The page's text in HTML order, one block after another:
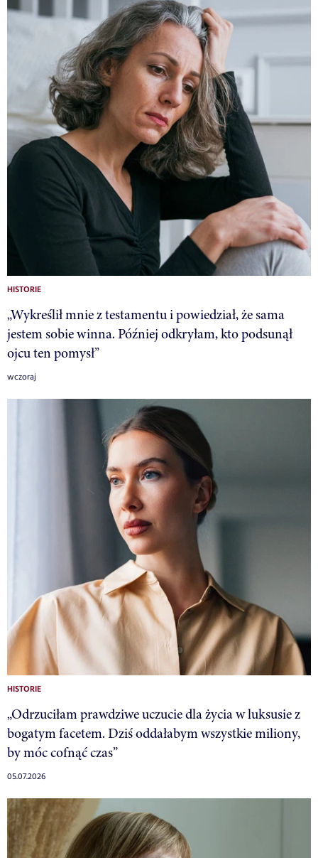
HISTORIE
„Wykreślił mnie z testamentu i powiedział, że sama
jestem sobie winna. Później odkryłam, kto podsunął
ojcu ten pomysł”
wczoraj
HISTORIE
„Odrzuciłam prawdziwe uczucie dla życia w luksusie z
bogatym facetem. Dziś oddałabym wszystkie miliony,
by móc cofnąć czas”
05.07.2026